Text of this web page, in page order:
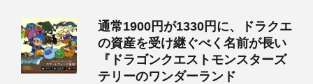
通常1900円が1330円に、ドラクエ
の資産を受け継ぐべく名前が長い
『ドラゴンクエストモンスターズ
テリーのワンダーランド